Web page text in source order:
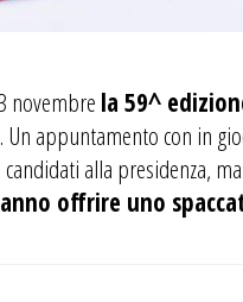
novembre la 59^
. Un appuntamento con in
alla presidenza,
offrire uno